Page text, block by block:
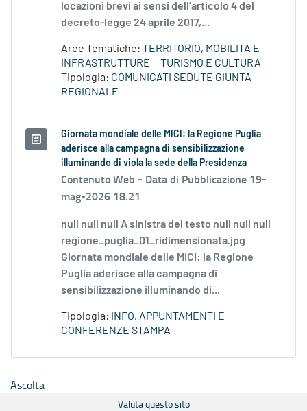
locazioni brevi ai sensi dell’articolo 4 del
decreto-legge 24 aprile 2017,...
Aree Tematiche: TERRITORIO, MOBILITÀ E
INFRASTRUTTURE
TURISMO E CULTURA
Tipologia: COMUNICATI SEDUTE GIUNTA
REGIONALE
Giornata mondiale delle MICI: la Regione Puglia
aderisce alla campagna di sensibilizzazione
illuminando di viola la sede della Presidenza
Contenuto Web - Data di Pubblicazione 19-
mag-2026 18.21
null null null A sinistra del testo null null null
regione_puglia_01_ridimensionata.jpg
Giornata mondiale delle MICI: la Regione
Puglia aderisce alla campagna di
sensibilizzazione illuminando di...
Tipologia:
INFO, APPUNTAMENTI E
CONFERENZE STAMPA
Ascolta
Valuta questo sito